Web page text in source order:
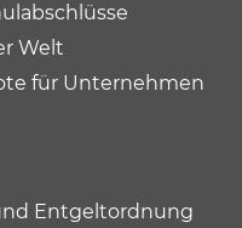
Welt
für Unternehmen
Entgeltordnung